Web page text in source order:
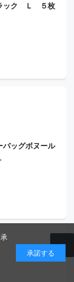
ック Ｌ ５枚
バッグボヌール
承諾する